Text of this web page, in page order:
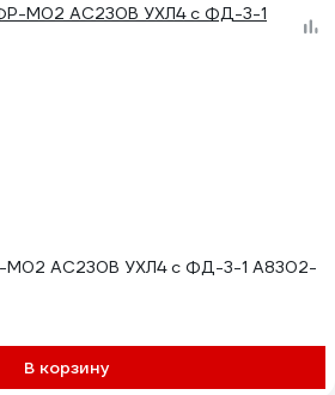
AC230В УХЛ4 с ФД-3-1 A8302-
В корзину